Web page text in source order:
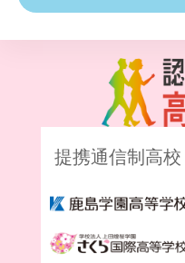
提携通信制高校